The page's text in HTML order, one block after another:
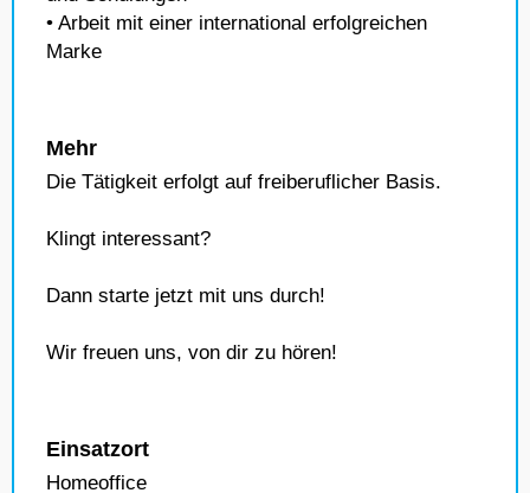
• Arbeit mit einer international erfolgreichen
Marke
Mehr
Die Tätigkeit erfolgt auf freiberuflicher Basis.
Klingt interessant?
Dann starte jetzt mit uns durch!
Wir freuen uns, von dir zu hören!
Einsatzort
Homeoffice